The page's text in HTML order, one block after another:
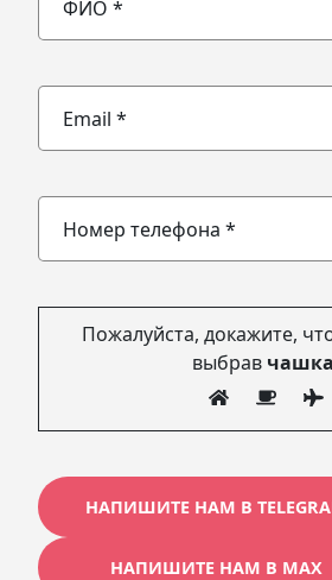
Пожалуйста, докажите,
выбрав чашка
НАПИШИТЕ НАМ В
НАПИШИТЕ НАМ В MAX